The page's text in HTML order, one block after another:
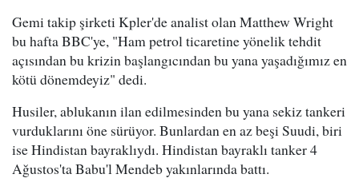
Gemi takip şirketi Kpler'de analist olan Matthew Wright
bu hafta BBC'ye, "Ham petrol ticaretine yönelik tehdit
açısından bu krizin başlangıcından bu yana yaşadığımız en
kötü dönemdeyiz" dedi.
Husiler, ablukanın ilan edilmesinden bu yana sekiz tankeri
vurduklarını öne sürüyor. Bunlardan en az beşi Suudi, biri
ise Hindistan bayraklıydı. Hindistan bayraklı tanker 4
Ağustos'ta Babu'l Mendeb yakınlarında battı.